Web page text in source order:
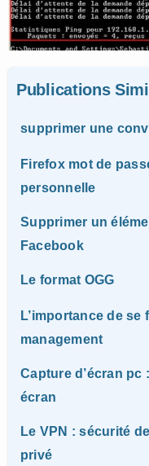
Publications
supprimer une
Firefox mot de
personnelle
Supprimer un
Facebook
Le format OGG
L’importance de
management
Capture d’écran pc
écran
Le VPN : sécurité
privé